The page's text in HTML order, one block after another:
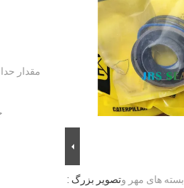
تصویر بزرگ :3769017 2339205 بسته های مهر و
مقدار